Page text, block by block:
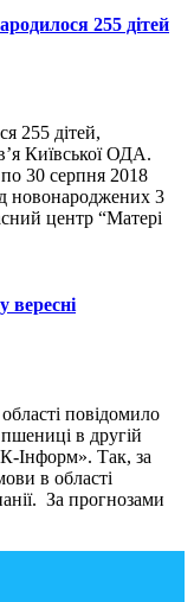
255 дітей
255 дітей,
Київської ОДА.
по 30 серпня 2018
новонароджених 3
центр “Матері
вересні
повідомило
в другій
Інформ». Так, за
в області
За прогнозами